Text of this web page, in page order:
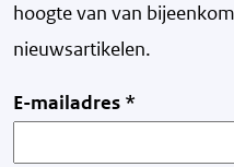
hoogte van van
nieuwsartikelen.
E-mailadres *